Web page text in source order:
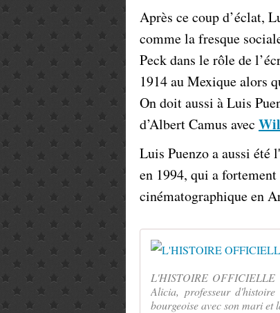
Après ce coup d’éclat,
comme la fresque
Peck dans le rôle de
1914 au Mexique alors
On doit aussi à Luis
d’Albert Camus avec
Luis Puenzo a aussi été
en 1994, qui a
cinématographique en
L'HISTOIRE OFFICIELLE
Alicia, professeur
bourgeoise avec son mari et